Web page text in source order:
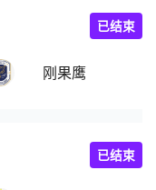
刚果鹰
已结束
已结束